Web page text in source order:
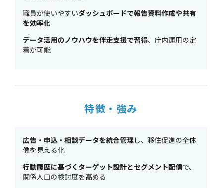
職員が使いやすいダッシュボードで報告資料作成や共有
を効率化
データ活用のノウハウを伴走支援で習得、庁内運用の定
着が可能
特徴・強み
広告・申込・相談データを統合管理し、移住促進の全体
像を見える化
行動履歴に基づくターゲット設計とセグメント配信で、
関係人口の検討度を高める